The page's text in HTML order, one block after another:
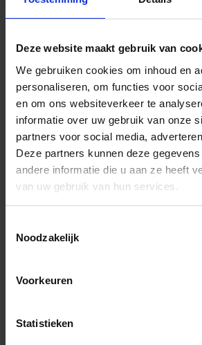
Deze website maakt gebruik van
We gebruiken cookies om inhoud en
personaliseren, om functies voor
en om ons websiteverkeer te
informatie over uw gebruik van onze
partners voor social media,
Deze partners kunnen deze
andere informatie die u aan ze heeft
van uw gebruik van hun services.
Noodzakelijk
Voorkeuren
Statistieken